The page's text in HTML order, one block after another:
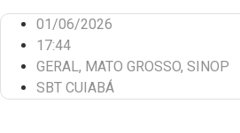
01/06/2026
17:44
GERAL, MATO GROSSO, SINOP
SBT CUIABÁ